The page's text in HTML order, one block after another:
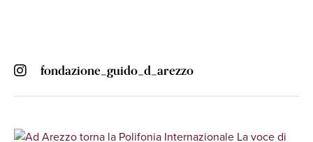
fondazione_guido_d_arezzo